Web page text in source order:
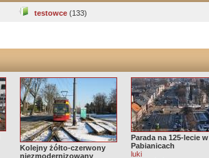
testowce (133)
Kolejny żółto-czerwony
niezmodernizowany
Parada na 125-lecie w
Pabianicach
luki